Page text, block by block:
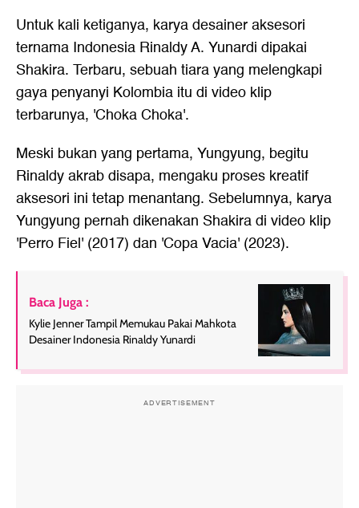
Untuk kali ketiganya, karya desainer aksesori
ternama Indonesia Rinaldy A. Yunardi dipakai
Shakira. Terbaru, sebuah tiara yang melengkapi
gaya penyanyi Kolombia itu di video klip
terbarunya, 'Choka Choka'.
Meski bukan yang pertama, Yungyung, begitu
Rinaldy akrab disapa, mengaku proses kreatif
aksesori ini tetap menantang. Sebelumnya, karya
Yungyung pernah dikenakan Shakira di video klip
'Perro Fiel' (2017) dan 'Copa Vacia' (2023).
Baca Juga :
Kylie Jenner Tampil Memukau Pakai Mahkota
Desainer Indonesia Rinaldy Yunardi
ADVERTISEMENT